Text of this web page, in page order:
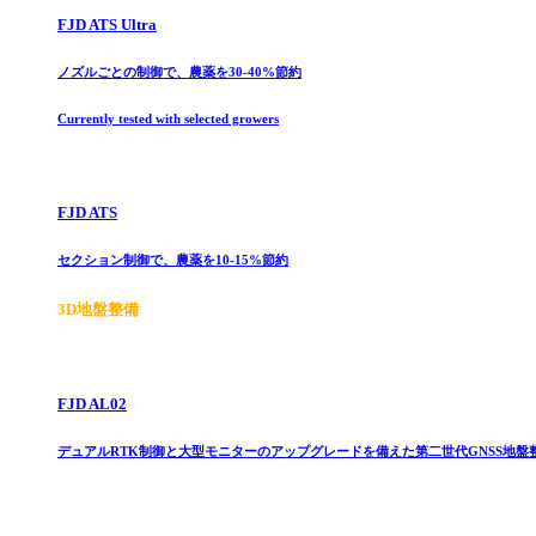
FJD ATS Ultra
ノズルごとの制御で、農薬を30-40%節約
Currently tested with selected growers
FJD ATS
セクション制御で、農薬を10-15%節約
3D地盤整備
FJD AL02
デュアルRTK制御と大型モニターのアップグレードを備えた第二世代GNSS地盤